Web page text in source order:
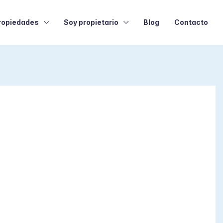
Soy propietario Blog Contacto